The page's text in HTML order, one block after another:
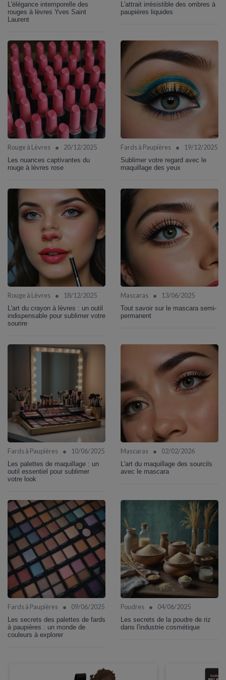
L'élégance intemporelle des
rouges à lèvres Yves Saint
Laurent
L'attrait irrésistible des ombres à
paupières liquides
Rouge à Lèvres • 20/12/2025
Les nuances captivantes du
rouge à lèvres rose
Fards à Paupières • 19/12/2025
Sublimer votre regard avec le
maquillage des yeux
Rouge à Lèvres • 18/12/2025
L'art du crayon à lèvres : un outil
indispensable pour sublimer votre
sourire
Mascaras • 13/06/2025
Tout savoir sur le mascara semi-
permanent
Fards à Paupières • 10/06/2025
Les palettes de maquillage : un
outil essentiel pour sublimer
votre look
Mascaras • 02/02/2026
L'art du maquillage des sourcils
avec le mascara
Fards à Paupières • 09/06/2025
Les secrets des palettes de fards
à paupières : un monde de
couleurs à explorer
Poudres • 04/06/2025
Les secrets de la poudre de riz
dans l'industrie cosmétique